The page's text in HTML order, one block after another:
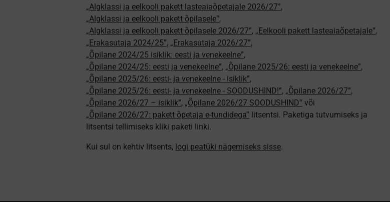
„Algklassi ja eelkooli pakett lasteaiaõpetajale 2026/27”,
„Algklassi ja eelkooli pakett õpilasele”,
„Algklassi ja eelkooli pakett õpilasele 2026/27”, „Eelkooli pakett lasteaiaõpetajale”,
„Erakasutaja 2024/25”, „Erakasutaja 2026/27”,
„Õpilane 2024/25 isiklik: eesti ja venekeelne”,
„Õpilane 2024/25: eesti ja venekeelne”, „Õpilane 2025/26: eesti ja venekeelne”,
„Õpilane 2025/26: eesti- ja venekeelne - isiklik”,
„Õpilane 2025/26: eesti- ja venekeelne - SOODUSHIND!”, „Õpilane 2026/27”,
„Õpilane 2026/27 – isiklik”, „Õpilane 2026/27 SOODUSHIND” või
„Õpilane 2026/27: pakett õpetaja e-tundidega” litsentsi. Paketiga tutvumiseks ja
litsentsi tellimiseks kliki paketi linki.
Kui sul on kehtiv litsents, logi peatüki nägemiseks sisse.